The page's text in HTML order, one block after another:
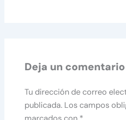
Deja un comentario
Tu dirección de correo
publicada. Los campos